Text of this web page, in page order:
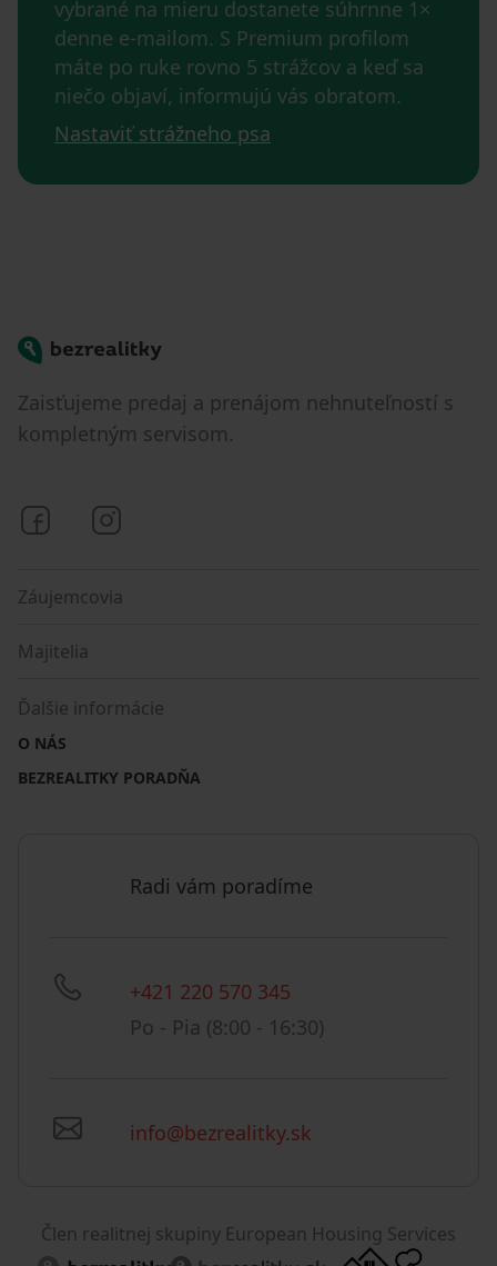
vybrané na mieru dostanete súhrnne 1×
denne e-mailom. S Premium profilom
máte po ruke rovno 5 strážcov a keď sa
niečo objaví, informujú vás obratom.
Nastaviť strážneho psa
Bezrealitky
Zaisťujeme predaj a prenájom nehnuteľností s
kompletným servisom.
Bezrealitky na Facebooku
Záujemcovia
Majitelia
Ďalšie informácie
O NÁS
BEZREALITKY PORADŇA
Radi vám poradíme
+421 220 570 345
Po - Pia (8:00 - 16:30)
info@bezrealitky.sk
Člen realitnej skupiny European Housing Services